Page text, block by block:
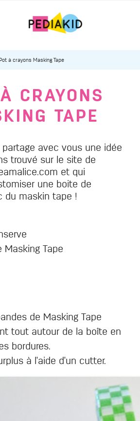
à crayons Masking Tape
CRAYONS
TAPE
avec vous une idée
trouvé sur le site de
et qui
une boite de
du maskin tape !
Masking Tape
de Masking Tape
tout autour de la boîte en
bordures.
à l'aide d'un cutter.